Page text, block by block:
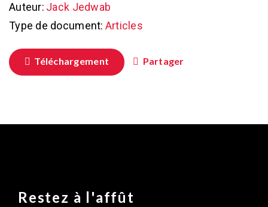
Auteur: Jack Jedwab
Type de document: Articles
Téléchargement Partager
Restez à l'affût